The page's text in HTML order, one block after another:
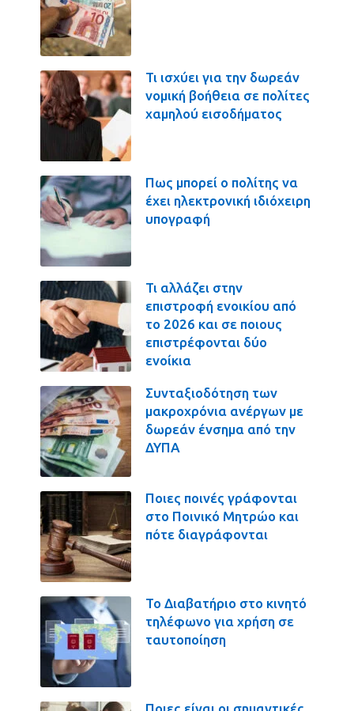
Τι ισχύει για την δωρεάν
νομική βοήθεια σε πολίτες
χαμηλού εισοδήματος
Πως μπορεί ο πολίτης να
έχει ηλεκτρονική ιδιόχειρη
υπογραφή
Τι αλλάζει στην
επιστροφή ενοικίου από
το 2026 και σε ποιους
επιστρέφονται δύο
ενοίκια
Συνταξιοδότηση των
μακροχρόνια ανέργων με
δωρεάν ένσημα από την
ΔΥΠΑ
Ποιες ποινές γράφονται
στο Ποινικό Μητρώο και
πότε διαγράφονται
Το Διαβατήριο στο κινητό
τηλέφωνο για χρήση σε
ταυτοποίηση